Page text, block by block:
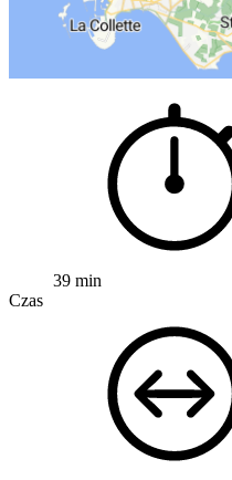
39 min
Czas